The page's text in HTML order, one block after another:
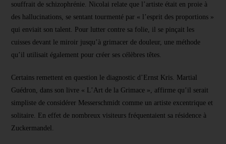
souffrait de schizophrénie. Nicolai relate que l’artiste était en proie à
des hallucinations, se sentant tourmenté par « l’esprit des proportions »
qui enviait son talent. Pour lutter contre sa folie, il se pinçait les
cuisses devant le miroir jusqu’à grimacer de douleur, une méthode
qu’il utilisait également pour créer ses célèbres têtes.
Certains remettent en question le diagnostic d’Ernst Kris. Martial
Guédron, dans son livre « L’Art de la Grimace », affirme qu’il serait
simpliste de considérer Messerschmidt comme un artiste excentrique et
solitaire. En effet de nombreux visiteurs fréquentaient sa résidence à
Zuckermandel.